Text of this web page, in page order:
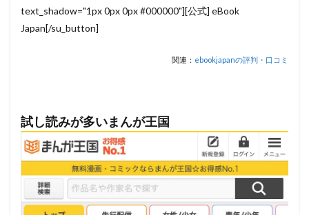
text_shadow="1px 0px 0px #000000"][公式] eBook
Japan[/su_button]
関連： ebookjapanの評判・口コミ
試し読みが多いまんが王国